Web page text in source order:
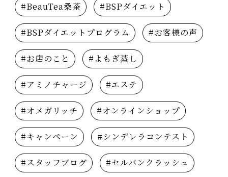
#BeauTea桑茶 #BSPダイエット
#BSPダイエットプログラム #お客様の声
#お店のこと #よもぎ蒸し
#アミノチャージ #エステ
#オメガリッチ #オンラインショップ
#キャンペーン #シンデレラコンテスト
#スタッフブログ #セルバンクラッシュ